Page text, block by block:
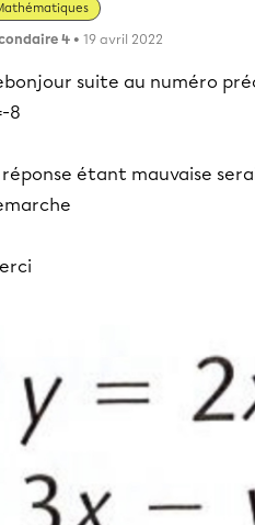
4 • 19 avril 2022
suite au numéro
8
étant mauvaise